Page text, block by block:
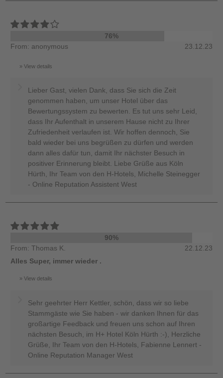
76%
From: anonymous
23.12.23
View details
Lieber Gast, vielen Dank, dass Sie sich die Zeit
genommen haben, um unser Hotel über das
Bewertungssystem zu bewerten. Es tut uns sehr Leid,
dass Ihr Aufenthalt in unserem Hause nicht zu Ihrer
Zufriedenheit verlaufen ist. Wir hoffen dennoch, Sie
bald wieder bei uns begrüßen zu dürfen und werden
dann alles dafür tun, damit Ihr nächster Besuch in
positiver Erinnerung bleibt. Liebe Grüße aus Köln
Hürth, Ihr Team von den H-Hotels, Michelle Steinegger
- Online Reputation Assistent West
90%
From: Thomas K.
22.12.23
Alles Super, immer wieder .
View details
Sehr geehrter Herr Kettler, schön, dass wir so liebe
Stammgäste wie Sie haben - wir danken Ihnen für das
großartige Feedback und freuen uns schon auf Ihren
nächsten Besuch, im H+ Hotel Köln Hürth :-), Herzliche
Grüße, Ihr Team von den H-Hotels, Fabienne Lennert -
Online Reputation Manager West